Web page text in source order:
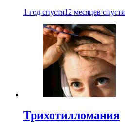
1 год спустя12 месяцев спустя
Трихотилломания